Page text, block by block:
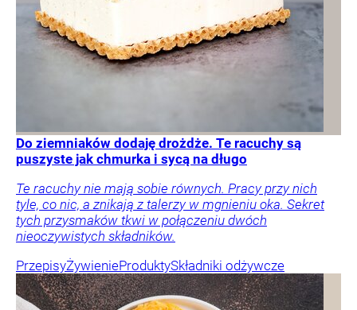
Do ziemniaków dodaję drożdże. Te racuchy są
puszyste jak chmurka i sycą na długo
Te racuchy nie mają sobie równych. Pracy przy nich
tyle, co nic, a znikają z talerzy w mgnieniu oka. Sekret
tych przysmaków tkwi w połączeniu dwóch
nieoczywistych składników.
PrzepisyŻywienieProduktySkładniki odżywcze